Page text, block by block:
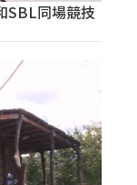
SBL同場競技